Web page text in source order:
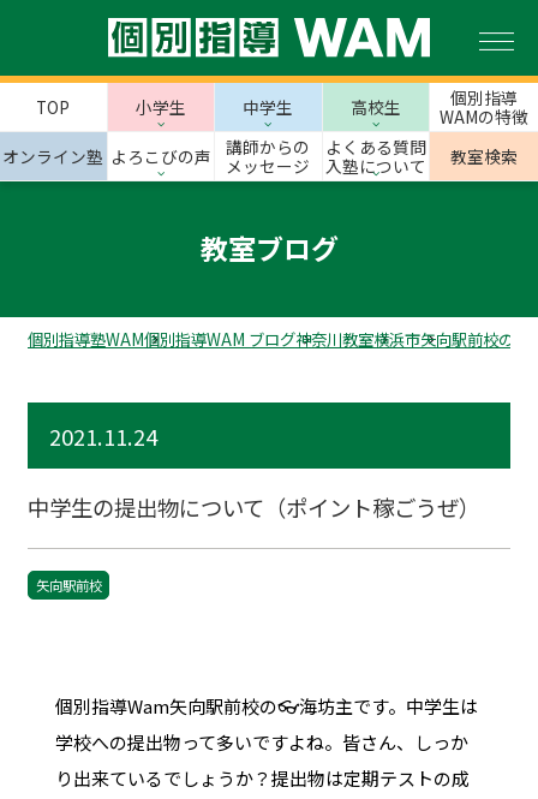
TOP 小学生 中学生 高校生
個別指導
WAMの特徴
オンライン塾 よろこびの声
講師からの
メッセージ
よくある質問
入塾について
教室検索
教室ブログ
個別指導塾WAM個別指導WAM ブログ神奈川教室横浜市矢向駅前校のス
2021.11.24
中学生の提出物について（ポイント稼ごうぜ）
矢向駅前校
個別指導Wam矢向駅前校の👓海坊主です。中学生は
学校への提出物って多いですよね。皆さん、しっか
り出来ているでしょうか？提出物は定期テストの成